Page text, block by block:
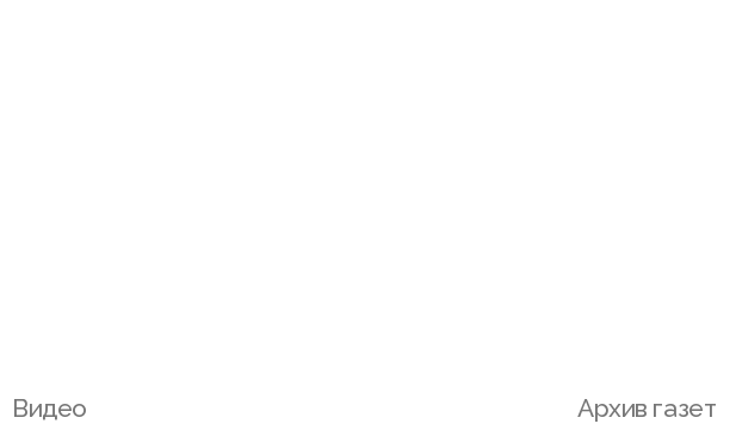
Видео Архив газет